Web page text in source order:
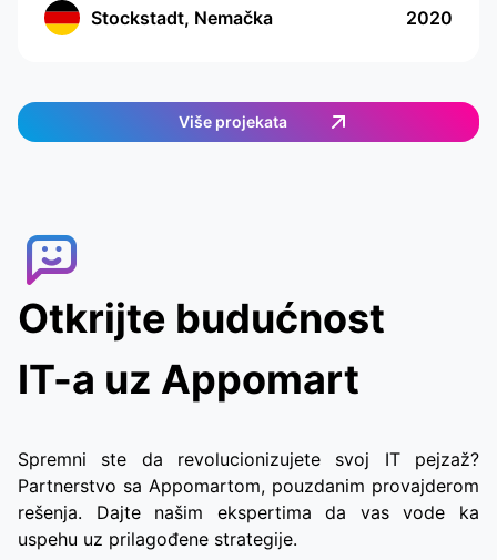
nemaju vremena ili mogućnosti da sami kupuju
hranu. Aplikacija ima moderno sučelje s
jednostavan i efikasan način naručivanja hrane.
Korisnici mogu odabrati željene artikle, a zatim
brzo i praktično dobijanje hrane.
Stockstadt, Nemačka 2020
Više projekata
Otkrijte budućnost
IT-a uz Appomart
Spremni ste da revolucionizujete svoj IT pejzaž?
Partnerstvo sa Appomartom, pouzdanim provajderom
rešenja. Dajte našim ekspertima da vas vode ka
uspehu uz prilagođene strategije.